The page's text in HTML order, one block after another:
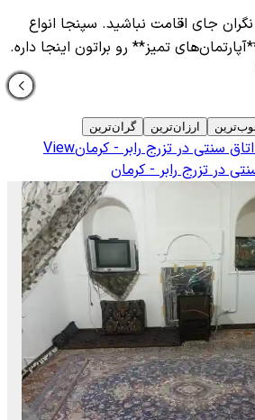
جای اقامت نباشید. سپنجا انواع
تمیز** رو براتون اینجا داره.
ارزان‌ترین گران‌ترین
سنتی در تزرج رابر - کرمانView
در تزرج رابر - کرمان